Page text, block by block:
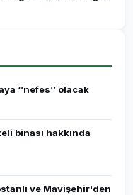
‘’nefes’’ olacak
binası hakkında
ve Mavişehir'den